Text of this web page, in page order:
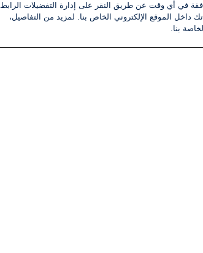
في أي وقت عن طريق النقر على إدارة التفضيلات الرابط
الموقع الإلكتروني الخاص بنا. لمزيد من التفاصيل،
بنا.